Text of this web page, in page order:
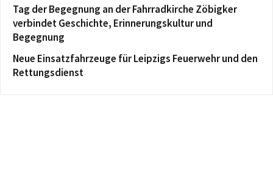
Tag der Begegnung an der Fahrradkirche Zöbigker
verbindet Geschichte, Erinnerungskultur und
Begegnung
Neue Einsatzfahrzeuge für Leipzigs Feuerwehr und den
Rettungsdienst